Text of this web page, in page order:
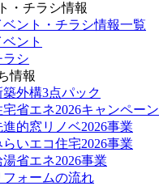
・チラシ情報
ベント・チラシ情報一覧
ベント
ラシ
情報
築外構3点パック
宅省エネ2026キャンペーン
進的窓リノベ2026事業
らいエコ住宅2026事業
湯省エネ2026事業
フォームの流れ